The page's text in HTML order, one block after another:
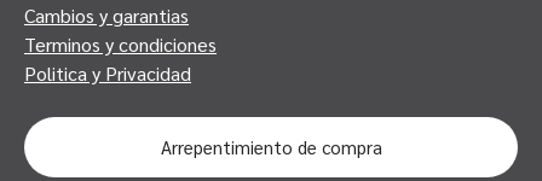
Cambios y garantias
Terminos y condiciones
Politica y Privacidad
Arrepentimiento de compra